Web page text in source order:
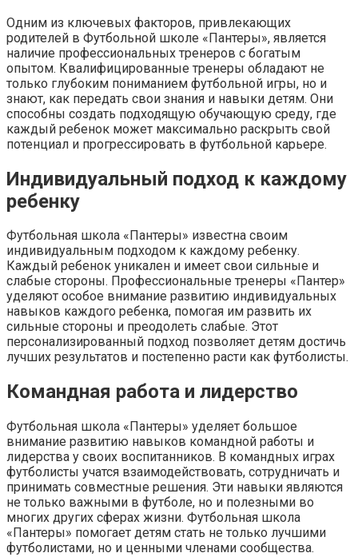
Одним из ключевых факторов, привлекающих
родителей в Футбольной школе «Пантеры», является
наличие профессиональных тренеров с богатым
опытом. Квалифицированные тренеры обладают не
только глубоким пониманием футбольной игры, но и
знают, как передать свои знания и навыки детям. Они
способны создать подходящую обучающую среду, где
каждый ребенок может максимально раскрыть свой
потенциал и прогрессировать в футбольной карьере.
Индивидуальный подход к каждому
ребенку
Футбольная школа «Пантеры» известна своим
индивидуальным подходом к каждому ребенку.
Каждый ребенок уникален и имеет свои сильные и
слабые стороны. Профессиональные тренеры «Пантер»
уделяют особое внимание развитию индивидуальных
навыков каждого ребенка, помогая им развить их
сильные стороны и преодолеть слабые. Этот
персонализированный подход позволяет детям достичь
лучших результатов и постепенно расти как футболисты.
Командная работа и лидерство
Футбольная школа «Пантеры» уделяет большое
внимание развитию навыков командной работы и
лидерства у своих воспитанников. В командных играх
футболисты учатся взаимодействовать, сотрудничать и
принимать совместные решения. Эти навыки являются
не только важными в футболе, но и полезными во
многих других сферах жизни. Футбольная школа
«Пантеры» помогает детям стать не только лучшими
футболистами, но и ценными членами сообщества.